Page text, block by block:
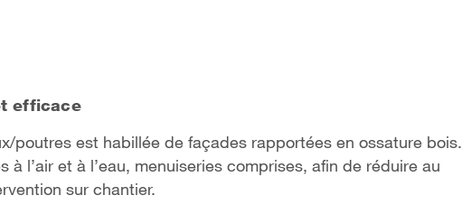
efficace
poutres est habillée de façades rapportées en ossature bois.
à l’air et à l’eau, menuiseries comprises, afin de réduire au
sur chantier.